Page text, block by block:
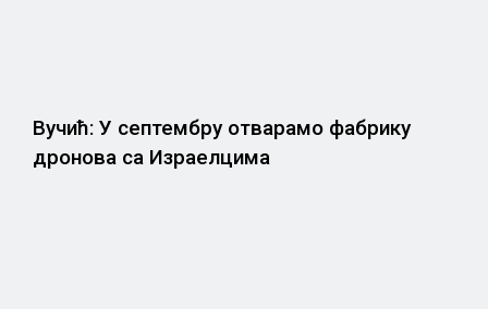
Вучић: У септембру отварамо фабрику
дронова са Израелцима